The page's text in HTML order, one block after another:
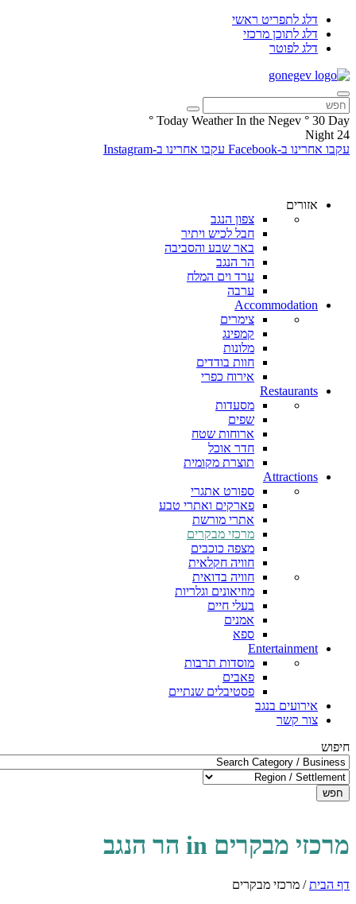
דלג לתפריט ראשי
דלג לתוכן מרכזי
דלג לפוטר
Today Weather In the Negev ° 30 Day
°
24
Night
עקבו אחרינו ב-Facebook
עקבו אחרינו ב-Instagram
אזורים
צפון הנגב
חבל לכיש ויתיר
באר שבע והסביבה
הר הנגב
ערד וים המלח
ערבה
Accommodation
צימרים
קמפינג
מלונות
חוות בודדים
אירוח כפרי
Restaurants
מסעדות
שפים
ארוחות שטח
חדר אוכל
תוצרת מקומית
Attractions
ספורט אתגרי
פארקים ואתרי טבע
אתרי מורשת
מרכזי מבקרים
מצפה כוכבים
חוויה חקלאית
חוויה בדואית
מוזיאונים וגלריות
בעלי חיים
אמנים
ספא
Entertainment
מוסדות תרבות
פאבים
פסטיבלים שנתיים
אירועים בנגב
צור קשר
חיפוש
חפש
מרכזי מבקרים in הר הנגב
דף הבית/ מרכזי מבקרים